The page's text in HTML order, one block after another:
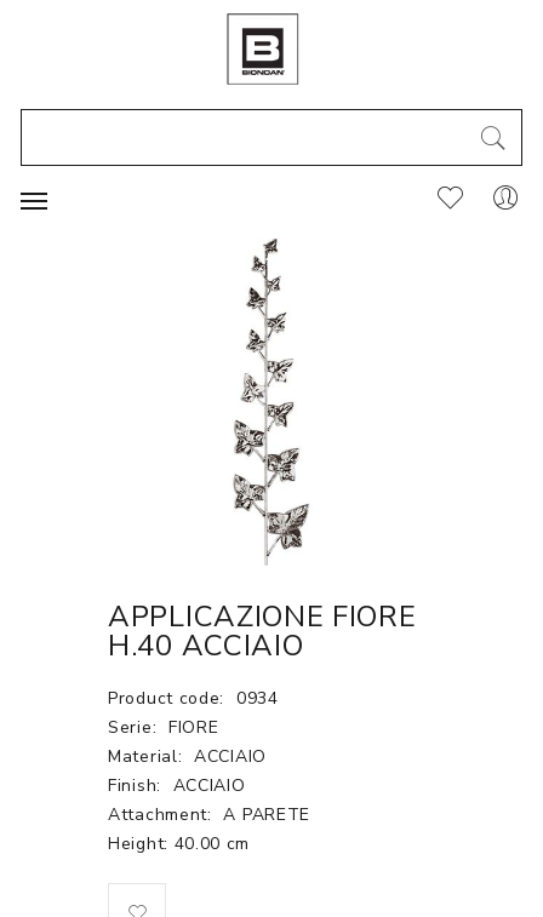
APPLICAZIONE FIORE
H.40 ACCIAIO
Product code:
0934
Serie: FIORE
Material: ACCIAIO
Finish:
ACCIAIO
Attachment:
A PARETE
Height: 40.00 cm